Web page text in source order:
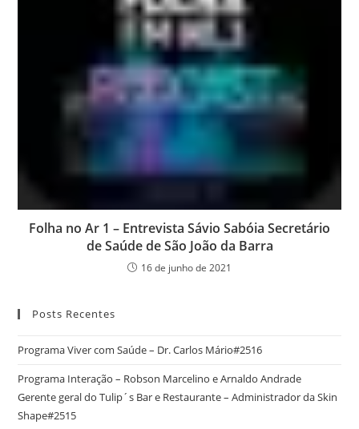
Folha no Ar 1 – Entrevista Sávio Sabóia Secretário
de Saúde de São João da Barra
16 de junho de 2021
Posts Recentes
Programa Viver com Saúde – Dr. Carlos Mário#2516
Programa Interação – Robson Marcelino e Arnaldo Andrade
Gerente geral do Tulip´s Bar e Restaurante – Administrador da Skin
Shape#2515